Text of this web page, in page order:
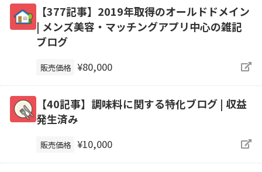
【377記事】2019年取得のオールドドメイン
| メンズ美容・マッチングアプリ中心の雑記
ブログ
販売価格 ¥80,000
【40記事】調味料に関する特化ブログ | 収益
発生済み
販売価格 ¥10,000